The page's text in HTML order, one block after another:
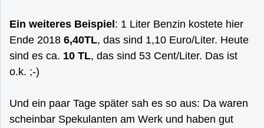
Ein weiteres Beispiel: 1 Liter Benzin kostete hier
Ende 2018 6,40TL, das sind 1,10 Euro/Liter. Heute
sind es ca. 10 TL, das sind 53 Cent/Liter. Das ist
o.k. ;-)
Und ein paar Tage später sah es so aus: Da waren
scheinbar Spekulanten am Werk und haben gut